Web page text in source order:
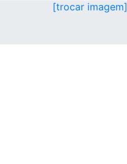
[trocar imagem]